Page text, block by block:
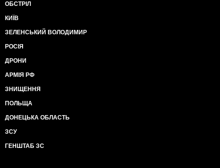
ОБСТРІЛ
КИЇВ
ЗЕЛЕНСЬКИЙ ВОЛОДИМИР
РОСІЯ
ДРОНИ
АРМІЯ РФ
ЗНИЩЕННЯ
ПОЛЬЩА
ДОНЕЦЬКА ОБЛАСТЬ
ЗСУ
ГЕНШТАБ ЗС